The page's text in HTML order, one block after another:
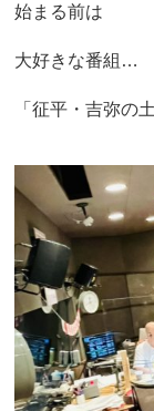
始まる前は
大好きな番組…
「征平・吉弥の